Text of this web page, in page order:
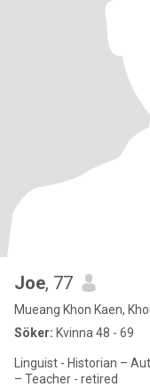
Joe, 77
Mueang Khon Kaen,
Söker: Kvinna 48 - 69
Linguist - Historian –
– Teacher - retired